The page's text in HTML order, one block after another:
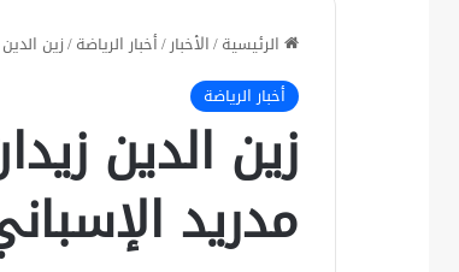
الرئيسية/الأخبار/أخبار الرياضة/زين
أخبار الرياضة
زين الدين
مدريد